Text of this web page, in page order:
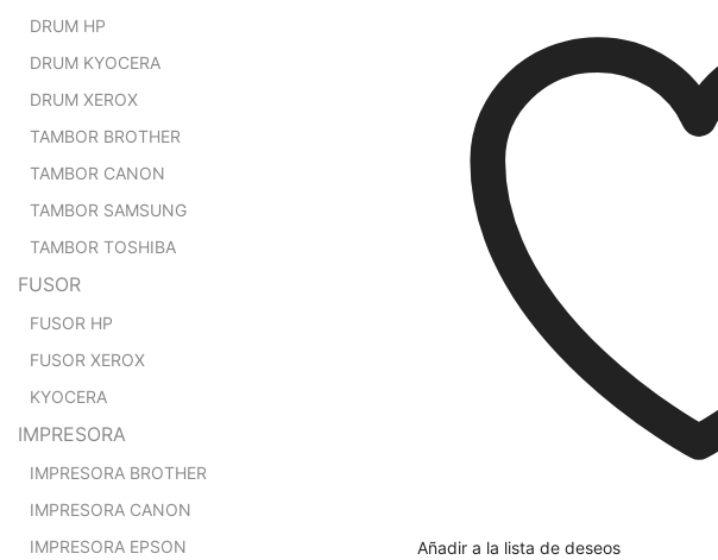
Añadir a la lista de deseos
DRUM HP
DRUM KYOCERA
DRUM XEROX
TAMBOR BROTHER
TAMBOR CANON
TAMBOR SAMSUNG
TAMBOR TOSHIBA
FUSOR
FUSOR HP
FUSOR XEROX
KYOCERA
IMPRESORA
IMPRESORA BROTHER
IMPRESORA CANON
IMPRESORA EPSON